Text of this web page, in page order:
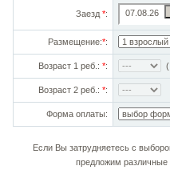
Заезд *:
Размещение:*:
Возраст 1 реб.: *:
Возраст 2 реб.: *:
Форма оплаты:
Если Вы затрудняетесь с
предложим различные